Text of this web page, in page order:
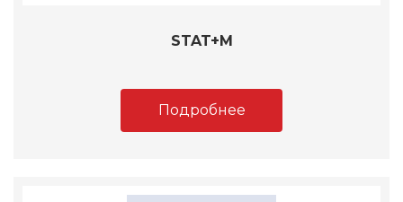
STAT+M
Подробнее